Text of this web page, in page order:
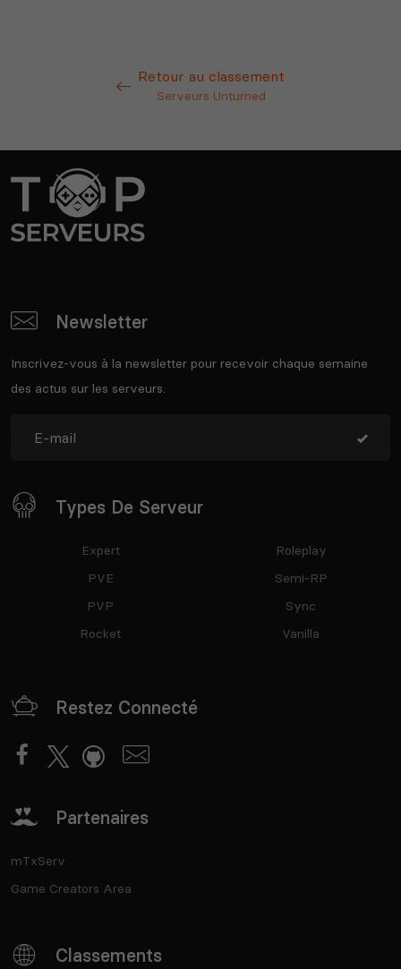
Retour au classement
Serveurs Unturned
Newsletter
Inscrivez-vous à la newsletter pour recevoir chaque semaine
des actus sur les serveurs.
Types De Serveur
Expert
PVE
PVP
Rocket
Roleplay
Semi-RP
Sync
Vanilla
Restez Connecté
Partenaires
mTxServ
Game Creators Area
Classements